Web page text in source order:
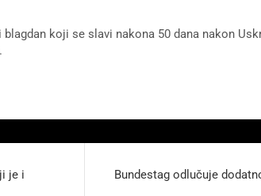
koji se slavi nakona 50 dana nakon
je i
Bundestag odlučuje